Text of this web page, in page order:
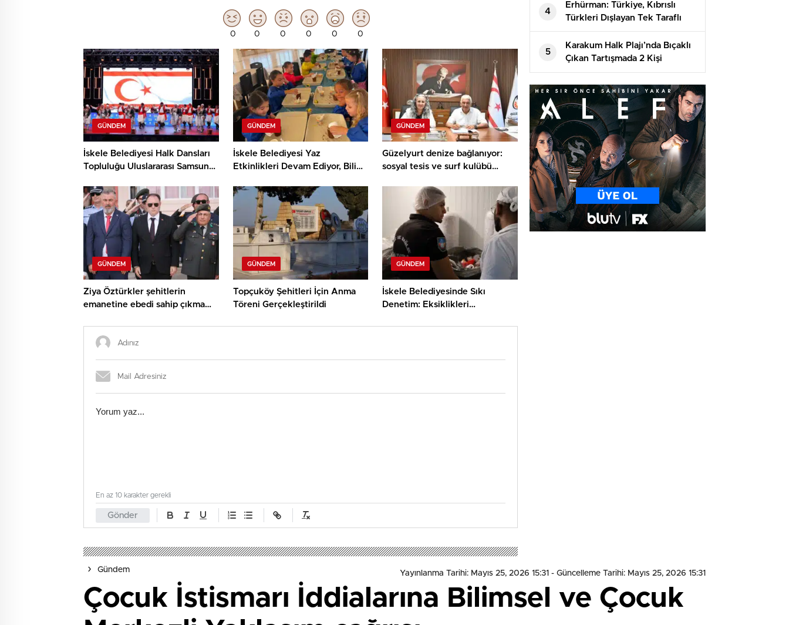
0 0 0 0 0 0
GÜNDEM
İskele Belediyesi Halk Dansları
Topluluğu Uluslararası Samsun
KKTC’yi Gururla Temsil Ediyor
GÜNDEM
İskele Belediyesi Yaz
Etkinlikleri Devam Ediyor, Bilim
Çocuklar Öne Çıktı
GÜNDEM
Güzelyurt denize bağlanıyor:
sosyal tesis ve surf kulübü
imzalandı
GÜNDEM
Ziya Öztürkler şehitlerin
emanetine ebedi sahip çıkma
GÜNDEM
Topçuköy Şehitleri İçin Anma
Töreni Gerçekleştirildi
GÜNDEM
İskele Belediyesinde Sıkı
Denetim: Eksiklikleri
Gönder
En az 10 karakter gerekli
4
Erhürman: Türkiye, Kıbrıslı
Türkleri Dışlayan Tek Taraflı
Girişimlere İzin Vermeyecek
5
Karakum Halk Plajı’nda Bıçaklı
Çıkan Tartışmada 2 Kişi
Tutuklandı
Gündem Yayınlanma Tarihi: Mayıs 25, 2026 15:31 - Güncelleme Tarihi: Mayıs 25, 2026 15:31
Çocuk İstismarı İddialarına Bilimsel ve Çocuk